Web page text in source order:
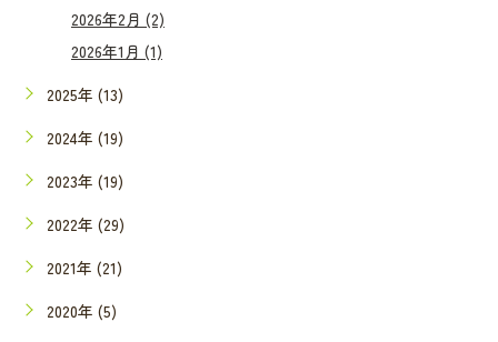
2026年2月 (2)
2026年1月 (1)
2025年 (13)
2024年 (19)
2023年 (19)
2022年 (29)
2021年 (21)
2020年 (5)